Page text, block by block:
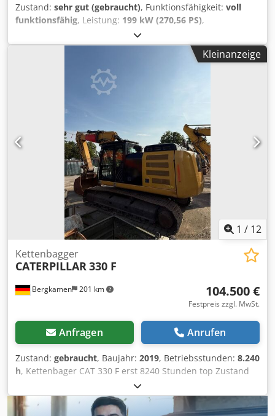
Zustand: sehr gut (gebraucht), Funktionsfähigkeit: voll
funktionsfähig, Leistung: 199 kW (270,56 PS),
, Schaufelvolumen:
Baujahr:2006, Maschinen-/Fahrzeugnummer:CAT
, Die Maschine befindet sich in einem
ausgezeichneten funktionsfähigen Zustand. Cedpfxjylma
Kleinanzeige
1 / 12
Bergkamen 201 km
Kettenbagger
CATERPILLAR330 F
104.500 €
Festpreis zzgl. MwSt.
Anfragen Anrufen
Zustand: gebraucht, Baujahr: 2019, Betriebsstunden: 8.240
h, Kettenbager CAT 330 F erst 8240 Stunden top Zustand
Motor Cat C7.1 Leistung ca. 195 kW / 261 PS
Betriebsgewicht ca. 30.900 kg Fahrgeschwindigkeit ca. 5,3
km/h Grabtiefe bis zu 7,24 m Crodpjzrrnnofx Anijf